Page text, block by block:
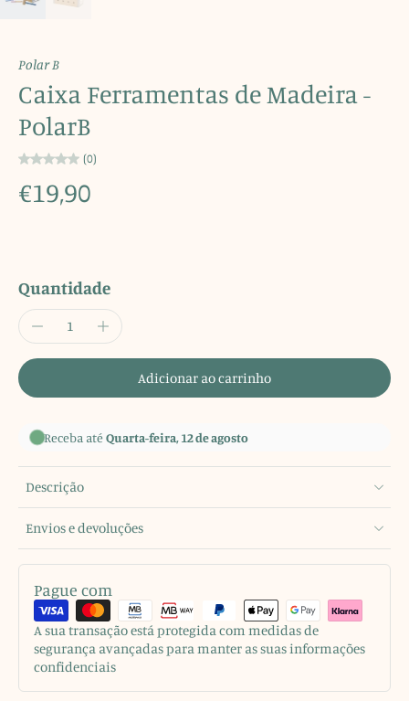
Polar B
Caixa Ferramentas de Madeira -
PolarB
(0)
€19,90
Quantidade
Adicionar ao carrinho
Receba atéQuarta-feira, 12 de agosto
Descrição
Envios e devoluções
Pague com
A sua transação está protegida com medidas de
segurança avançadas para manter as suas informações
confidenciais